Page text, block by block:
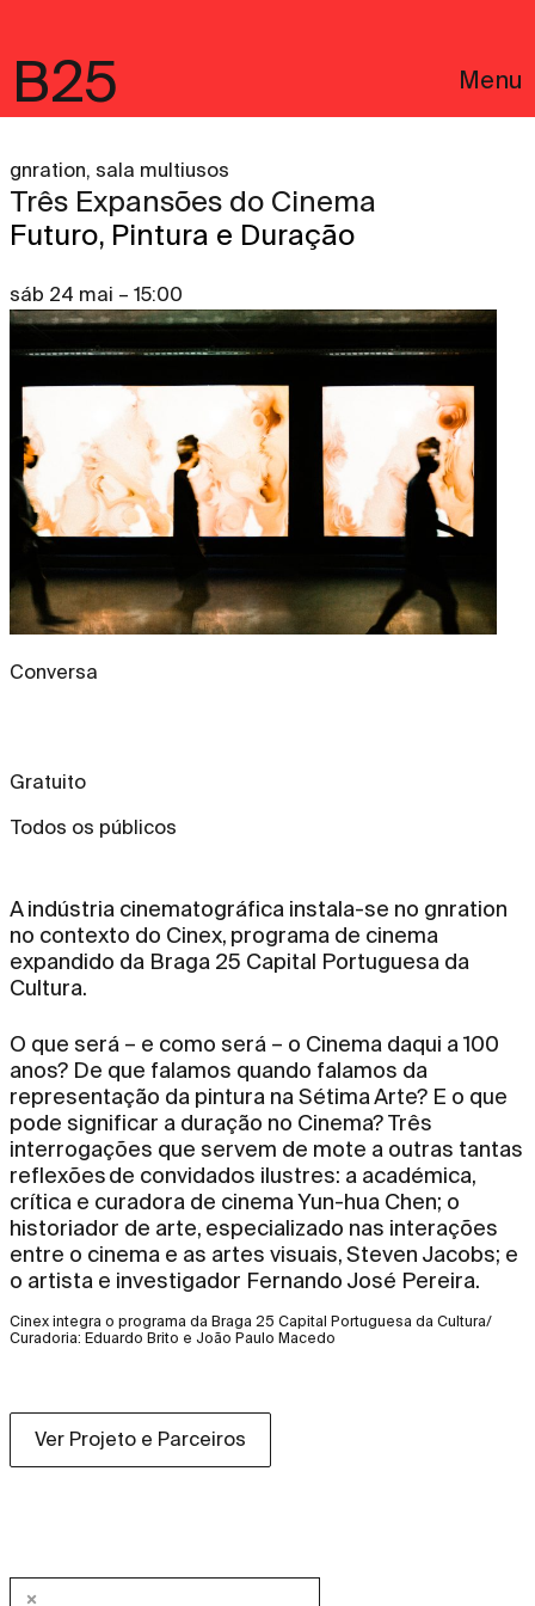
B25 Menu
Avisos Legais
gnration, sala multiusos
Três Expansões do Cinema
Futuro, Pintura e Duração
sáb 24 mai – 15:00
Conversa
Gratuito
Todos os públicos
A indústria cinematográfica instala-se no gnration
no contexto do Cinex, programa de cinema
expandido da Braga 25 Capital Portuguesa da
Cultura.
O que será – e como será – o Cinema daqui a 100
anos? De que falamos quando falamos da
representação da pintura na Sétima Arte? E o que
pode significar a duração no Cinema? Três
interrogações que servem de mote a outras tantas
reflexões de convidados ilustres: a académica,
crítica e curadora de cinema Yun-hua Chen; o
historiador de arte, especializado nas interações
entre o cinema e as artes visuais, Steven Jacobs; e
o artista e investigador Fernando José Pereira.
Cinex integra o programa da Braga 25 Capital Portuguesa da Cultura/
Curadoria: Eduardo Brito e João Paulo Macedo
Ver Projeto e Parceiros